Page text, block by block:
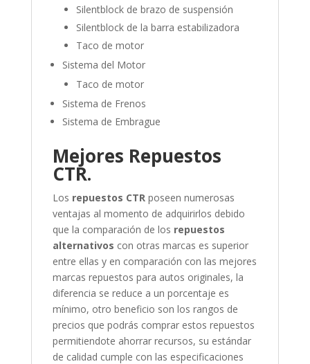
Silentblock de brazo de suspensión
Silentblock de la barra estabilizadora
Taco de motor
Sistema del Motor
Taco de motor
Sistema de Frenos
Sistema de Embrague
Mejores Repuestos
CTR.
Los repuestos CTR poseen numerosas
ventajas al momento de adquirirlos debido
que la comparación de los repuestos
alternativos con otras marcas es superior
entre ellas y en comparación con las mejores
marcas repuestos para autos originales, la
diferencia se reduce a un porcentaje es
mínimo, otro beneficio son los rangos de
precios que podrás comprar estos repuestos
permitiendote ahorrar recursos, su estándar
de calidad cumple con las especificaciones